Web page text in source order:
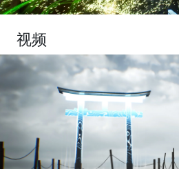
视频